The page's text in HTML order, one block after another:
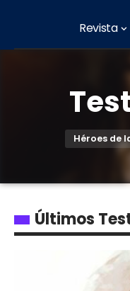
Revista
Héroes de
Últimos